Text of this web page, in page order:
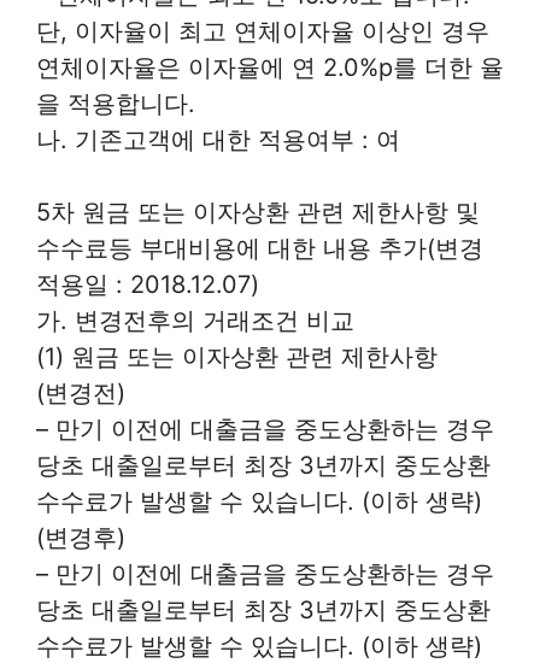
단, 이자율이 최고 연체이자율 이상인 경우
연체이자율은 이자율에 연 2.0%p를 더한 율
을 적용합니다.
나. 기존고객에 대한 적용여부 : 여
5차 원금 또는 이자상환 관련 제한사항 및
수수료등 부대비용에 대한 내용 추가(변경
적용일 : 2018.12.07)
가. 변경전후의 거래조건 비교
(1) 원금 또는 이자상환 관련 제한사항
(변경전)
– 만기 이전에 대출금을 중도상환하는 경우
당초 대출일로부터 최장 3년까지 중도상환
수수료가 발생할 수 있습니다. (이하 생략)
(변경후)
– 만기 이전에 대출금을 중도상환하는 경우
당초 대출일로부터 최장 3년까지 중도상환
수수료가 발생할 수 있습니다. (이하 생략)